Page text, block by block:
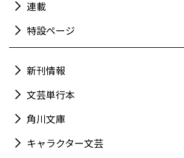
連載
特設ページ
新刊情報
文芸単行本
角川文庫
キャラクター文芸